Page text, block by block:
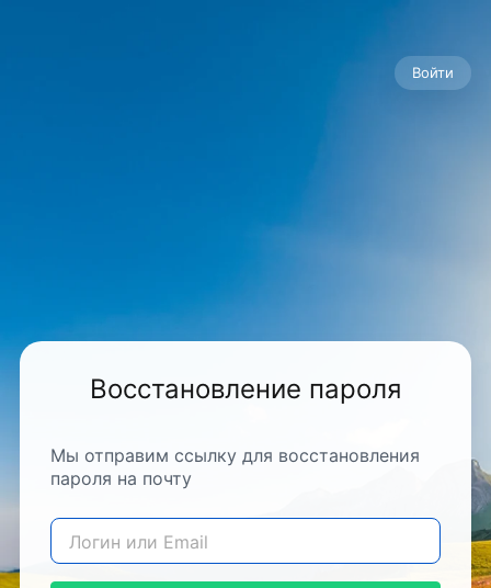
Войти
Восстановление пароля
Мы отправим ссылку для восстановления
пароля на почту